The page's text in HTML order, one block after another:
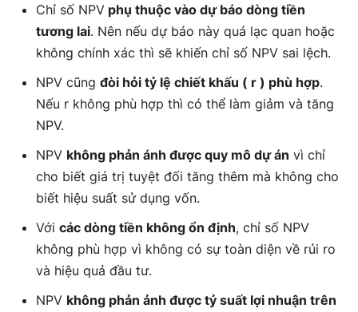
Chỉ số NPV phụ thuộc vào dự báo dòng tiền
tương lai. Nên nếu dự báo này quá lạc quan hoặc
không chính xác thì sẽ khiến chỉ số NPV sai lệch.
NPV cũng đòi hỏi tỷ lệ chiết khấu ( r ) phù hợp.
Nếu r không phù hợp thì có thể làm giảm và tăng
NPV.
NPV không phản ánh được quy mô dự án vì chỉ
cho biết giá trị tuyệt đối tăng thêm mà không cho
biết hiệu suất sử dụng vốn.
Với các dòng tiền không ổn định, chỉ số NPV
không phù hợp vì không có sự toàn diện về rủi ro
và hiệu quả đầu tư.
NPV không phản ảnh được tỷ suất lợi nhuận trên